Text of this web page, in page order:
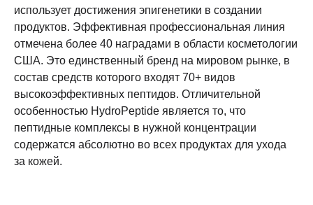
использует достижения эпигенетики в создании
продуктов. Эффективная профессиональная линия
отмечена более 40 наградами в области косметологии
США. Это единственный бренд на мировом рынке, в
состав средств которого входят 70+ видов
высокоэффективных пептидов. Отличительной
особенностью HydroPeptide является то, что
пептидные комплексы в нужной концентрации
содержатся абсолютно во всех продуктах для ухода
за кожей.